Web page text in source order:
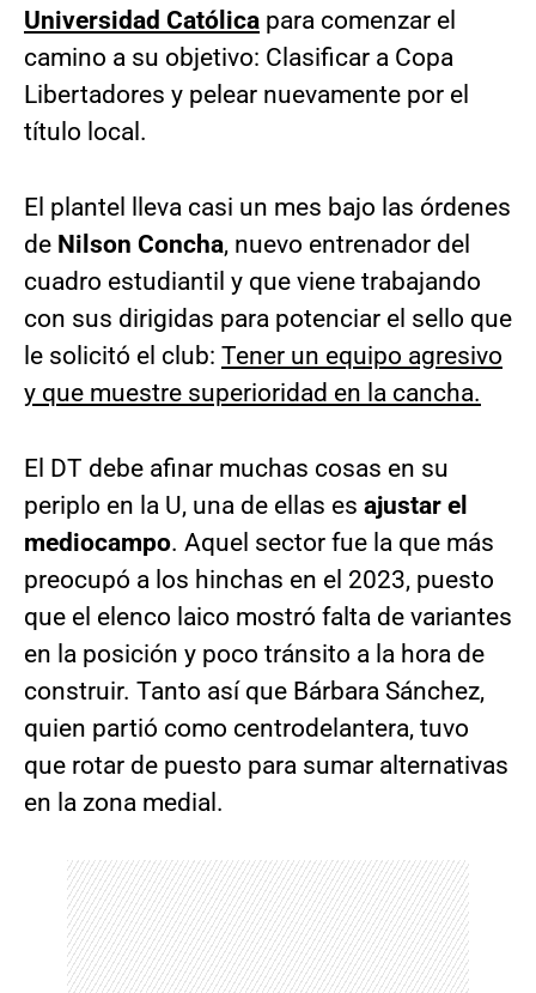
Universidad Católica para comenzar el
camino a su objetivo: Clasificar a Copa
Libertadores y pelear nuevamente por el
título local.
El plantel lleva casi un mes bajo las órdenes
de Nilson Concha, nuevo entrenador del
cuadro estudiantil y que viene trabajando
con sus dirigidas para potenciar el sello que
le solicitó el club: Tener un equipo agresivo
y que muestre superioridad en la cancha.
El DT debe afinar muchas cosas en su
periplo en la U, una de ellas es ajustar el
mediocampo. Aquel sector fue la que más
preocupó a los hinchas en el 2023, puesto
que el elenco laico mostró falta de variantes
en la posición y poco tránsito a la hora de
construir. Tanto así que Bárbara Sánchez,
quien partió como centrodelantera, tuvo
que rotar de puesto para sumar alternativas
en la zona medial.